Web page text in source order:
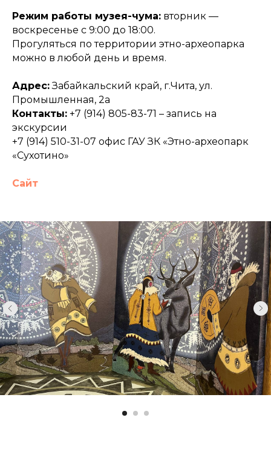
Режим работы музея-чума: вторник —
воскресенье с 9:00 до 18:00.
Прогуляться по территории этно-археопарка
можно в любой день и время.
Адрес:Забайкальский край, г.Чита, ул.
Промышленная, 2а
Контакты: +7 (914) 805-83-71 – запись на
экскурсии
+7 (914) 510-31-07 офис ГАУ ЗК «Этно-археопарк
«Сухотино»
Сайт